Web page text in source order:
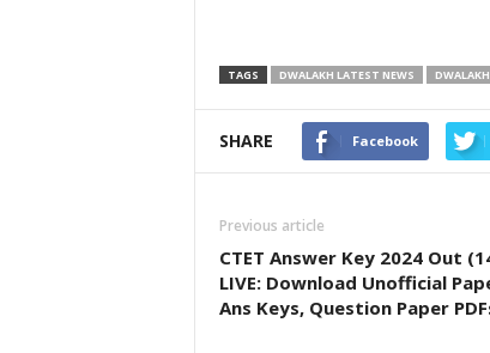
TAGS DWALAKH LATEST NEWS DWALAKH
SHARE Facebook
Previous article
CTET Answer Key 2024 Out
LIVE: Download Unofficial
Ans Keys, Question Paper